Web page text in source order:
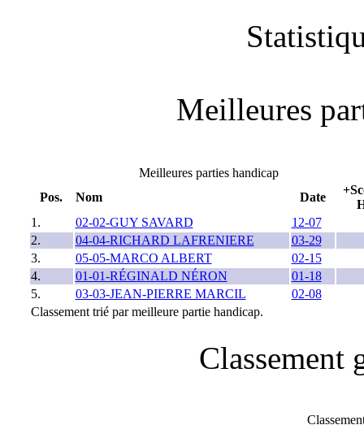
Meilleures
Meilleures parties handicap
Pos.
Nom Date
1.
02-02-GUY SAVARD
12-07
2.
04-04-RICHARD LAFRENIERE
03-29
3.
05-05-MARCO ALBERT
02-15
4.
01-01-RÉGINALD NÉRON
01-18
5.
03-03-JEAN-PIERRE MARCIL
02-08
Classement trié par meilleure partie handicap.
Classement